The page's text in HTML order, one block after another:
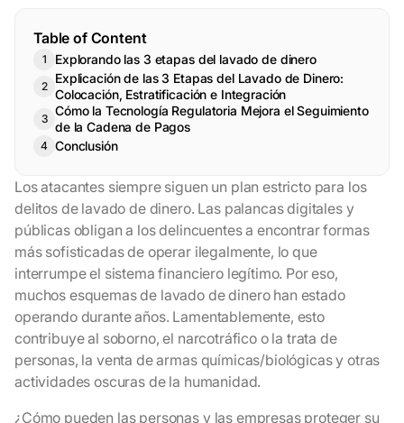
Table of Content
Explorando las 3 etapas del lavado de dinero
Explicación de las 3 Etapas del Lavado de Dinero:
Colocación, Estratificación e Integración
Cómo la Tecnología Regulatoria Mejora el Seguimiento
de la Cadena de Pagos
Conclusión
Los atacantes siempre siguen un plan estricto para los
delitos de lavado de dinero. Las palancas digitales y
públicas obligan a los delincuentes a encontrar formas
más sofisticadas de operar ilegalmente, lo que
interrumpe el sistema financiero legítimo. Por eso,
muchos esquemas de lavado de dinero han estado
operando durante años. Lamentablemente, esto
contribuye al soborno, el narcotráfico o la trata de
personas, la venta de armas químicas/biológicas y otras
actividades oscuras de la humanidad.
¿Cómo pueden las personas y las empresas proteger su